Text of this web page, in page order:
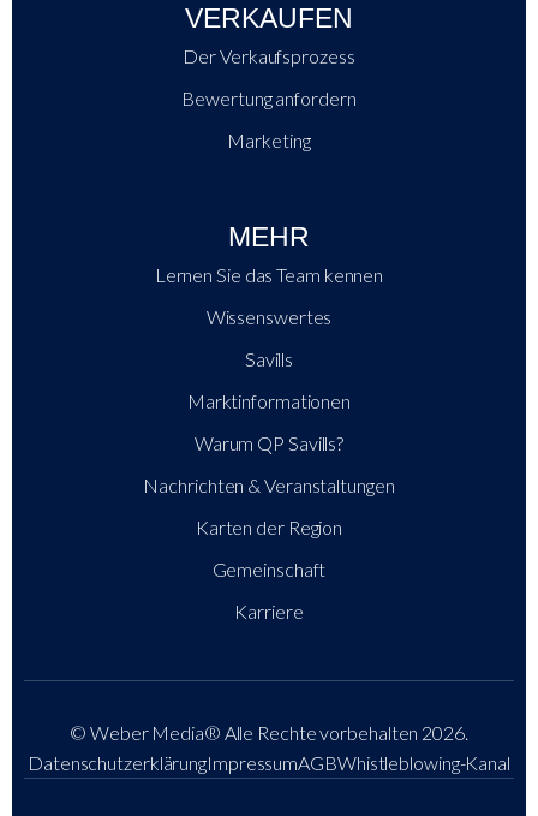
VERKAUFEN
Der Verkaufsprozess
Bewertung anfordern
Marketing
MEHR
Lernen Sie das Team kennen
Wissenswertes
Savills
Marktinformationen
Warum QP Savills?
Nachrichten & Veranstaltungen
Karten der Region
Gemeinschaft
Karriere
© Weber Media® Alle Rechte vorbehalten 2026.
DatenschutzerklärungImpressumAGBWhistleblowing-Kanal